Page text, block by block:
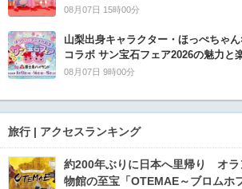
08月07日 15時00分
山梨出身キャラクター・ほっぺちゃ
コラボ サン宝石フェア2026の魅力と
08月07日 9時00分
旅行 | アクセスランキング
約200年ぶりに日本へ里帰り オラ
物館の至宝「OTEMAE～ブロムホ